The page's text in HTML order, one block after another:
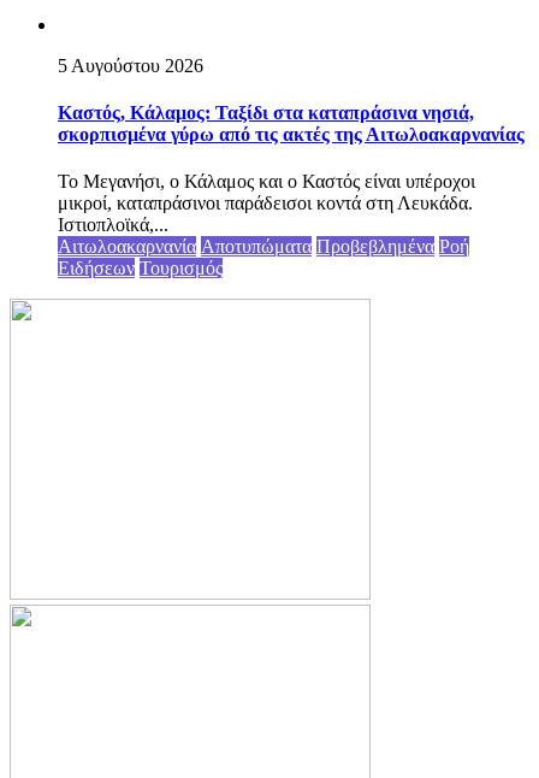
5 Αυγούστου 2026
Καστός, Κάλαμος: Ταξίδι στα καταπράσινα νησιά,
σκορπισμένα γύρω από τις ακτές της Αιτωλοακαρνανίας
Το Μεγανήσι, ο Κάλαμος και ο Καστός είναι υπέροχοι
μικροί, καταπράσινοι παράδεισοι κοντά στη Λευκάδα.
Ιστιοπλοϊκά,...
Αιτωλοακαρνανία Αποτυπώματα Προβεβλημένα Ροή
Ειδήσεων Τουρισμός